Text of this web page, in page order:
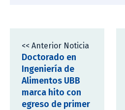
<< Anterior Noticia
Doctorado en
Ingeniería de
Alimentos UBB
marca hito con
egreso de primer